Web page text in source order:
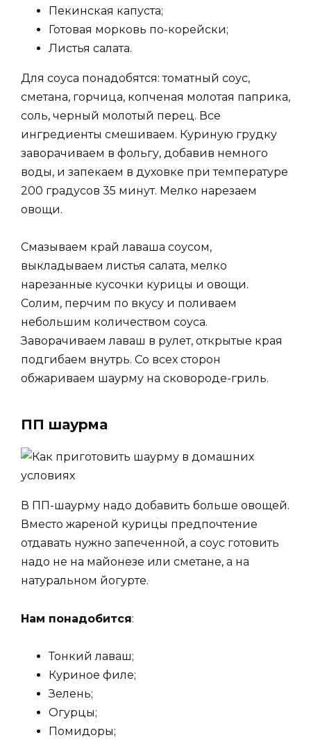
Пекинская капуста;
Готовая морковь по-корейски;
Листья салата.
Для соуса понадобятся: томатный соус,
сметана, горчица, копченая молотая паприка,
соль, черный молотый перец. Все
ингредиенты смешиваем. Куриную грудку
заворачиваем в фольгу, добавив немного
воды, и запекаем в духовке при температуре
200 градусов 35 минут. Мелко нарезаем
овощи.
Смазываем край лаваша соусом,
выкладываем листья салата, мелко
нарезанные кусочки курицы и овощи.
Солим, перчим по вкусу и поливаем
небольшим количеством соуса.
Заворачиваем лаваш в рулет, открытые края
подгибаем внутрь. Со всех сторон
обжариваем шаурму на сковороде-гриль.
ПП шаурма
В ПП-шаурму надо добавить больше овощей.
Вместо жареной курицы предпочтение
отдавать нужно запеченной, а соус готовить
надо не на майонезе или сметане, а на
натуральном йогурте.
Нам понадобится:
Тонкий лаваш;
Куриное филе;
Зелень;
Огурцы;
Помидоры;